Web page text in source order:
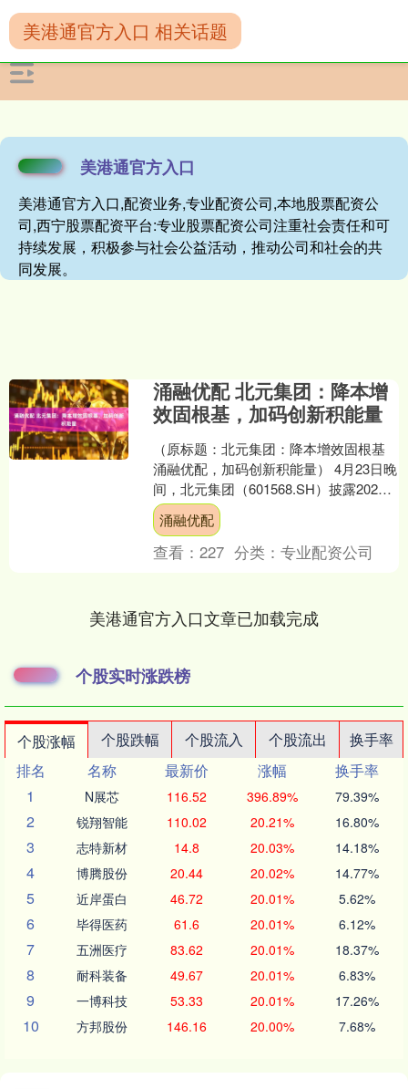
美港通官方入口
美港通官方入口,配资业务,专业配资公司,本地股票配资公
司,西宁股票配资平台:专业股票配资公司注重社会责任和可
持续发展，积极参与社会公益活动，推动公司和社会的共
同发展。
美港通官方入口 相关话题
涌融优配 北元集团：降本增
效固根基，加码创新积能量
（原标题：北元集团：降本增效固根基
涌融优配，加码创新积能量） 4月23日晚
间，北元集团（601568.SH）披露2024
年年度报告。报告期内，公司实现营收
100....
涌融优配
查看：227 分类：专业配资公司
美港通官方入口文章已加载完成
个股实时涨跌榜
个股涨幅 个股跌幅 个股流入 个股流出
换手率
排名
名称 最新价 涨幅
换手率
1
N展芯 116.52 396.89% 79.39%
2 锐翔智能 110.02 20.21% 16.80%
3 志特新材 14.8 20.03% 14.18%
4 博腾股份 20.44 20.02% 14.77%
5 近岸蛋白 46.72 20.01% 5.62%
6 毕得医药 61.6 20.01% 6.12%
7 五洲医疗 83.62 20.01% 18.37%
8 耐科装备 49.67 20.01% 6.83%
9 一博科技 53.33 20.01% 17.26%
10 方邦股份 146.16 20.00% 7.68%